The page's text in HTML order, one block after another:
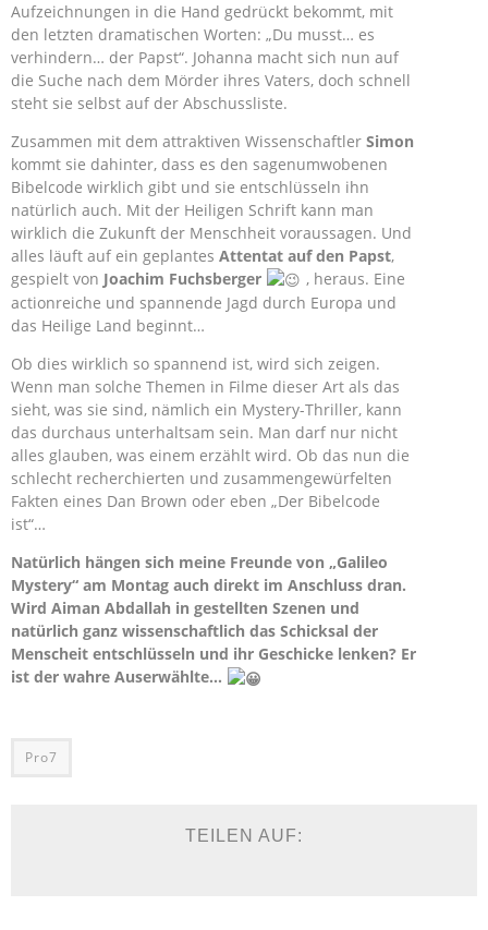
Aufzeichnungen in die Hand gedrückt bekommt, mit
den letzten dramatischen Worten: „Du musst… es
verhindern… der Papst“. Johanna macht sich nun auf
die Suche nach dem Mörder ihres Vaters, doch schnell
steht sie selbst auf der Abschussliste.
Zusammen mit dem attraktiven Wissenschaftler Simon
kommt sie dahinter, dass es den sagenumwobenen
Bibelcode wirklich gibt und sie entschlüsseln ihn
natürlich auch. Mit der Heiligen Schrift kann man
wirklich die Zukunft der Menschheit voraussagen. Und
alles läuft auf ein geplantes Attentat auf den Papst,
gespielt von Joachim Fuchsberger
, heraus. Eine
actionreiche und spannende Jagd durch Europa und
das Heilige Land beginnt…
Ob dies wirklich so spannend ist, wird sich zeigen.
Wenn man solche Themen in Filme dieser Art als das
sieht, was sie sind, nämlich ein Mystery-Thriller, kann
das durchaus unterhaltsam sein. Man darf nur nicht
alles glauben, was einem erzählt wird. Ob das nun die
schlecht recherchierten und zusammengewürfelten
Fakten eines Dan Brown oder eben „Der Bibelcode
ist“…
Natürlich hängen sich meine Freunde von „Galileo
Mystery“ am Montag auch direkt im Anschluss dran.
Wird Aiman Abdallah in gestellten Szenen und
natürlich ganz wissenschaftlich das Schicksal der
Menscheit entschlüsseln und ihr Geschicke lenken? Er
ist der wahre Auserwählte…
Pro7
TEILEN AUF: